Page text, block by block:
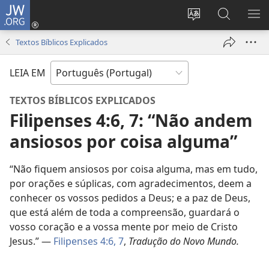
JW.ORG
Alterar
Entrar
(abre
janela)
Pesquisar
no
Site
Textos Bíblicos Explicados
LEIA EM
TEXTOS BÍBLICOS EXPLICADOS
Filipenses 4:6, 7: “Não andem
ansiosos por coisa alguma”
“Não fiquem ansiosos por coisa alguma, mas em tudo,
por orações e súplicas, com agradecimentos, deem a
conhecer os vossos pedidos a Deus; e a paz de Deus,
que está além de toda a compreensão, guardará o
vosso coração e a vossa mente por meio de Cristo
Jesus.” — Filipenses 4:6, 7, Tradução do Novo Mundo.